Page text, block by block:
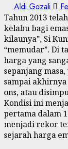
Aldi Gozali
Tahun 2013
kelabu bagi
kilaunya”, Si
“memudar”. Di
harga yang
sepanjang
sampai
ons, atau
Kondisi ini
pertama dalam
menjadi rekor
sejarah harga